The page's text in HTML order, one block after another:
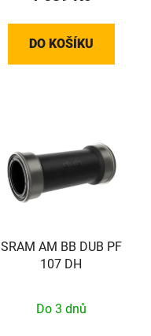
DO KOŠÍKU
SRAM AM BB DUB PF
107 DH
Do 3 dnů